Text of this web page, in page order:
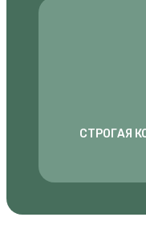
СТРОГАЯ